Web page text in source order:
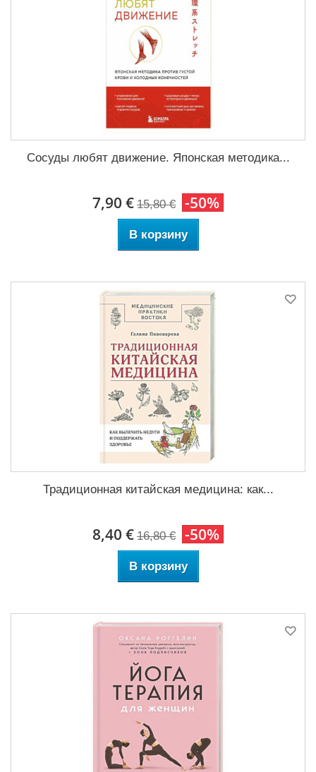
Сосуды любят движение. Японская методика...
7,90 € 15,80 € -50%
В корзину
Традиционная китайская медицина: как...
8,40 € 16,80 € -50%
В корзину